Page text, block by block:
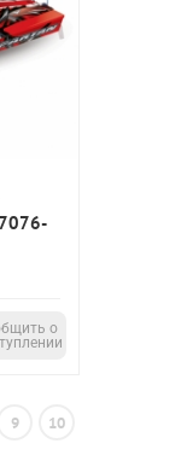
о
9 10